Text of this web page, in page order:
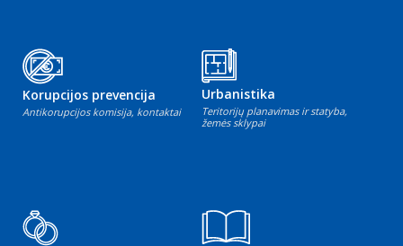
Korupcijos prevencija
Antikorupcijos komisija, kontaktai
Urbanistika
Teritorijų planavimas ir statyba,
žemės sklypai